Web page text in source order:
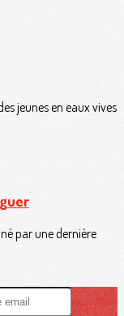
jeunes en eaux vives
par une dernière